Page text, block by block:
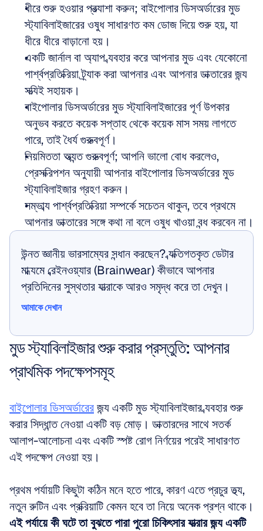
ধীরে শুরু হওয়ার প্রত্যাশা করুন; বাইপোলার ডিসঅর্ডারের মুড
স্ট্যাবিলাইজারের ওষুধ সাধারণত কম ডোজ দিয়ে শুরু হয়, যা
ধীরে ধীরে বাড়ানো হয়।
একটি জার্নাল বা অ্যাপ ব্যবহার করে আপনার মুড এবং যেকোনো
পার্শ্বপ্রতিক্রিয়া ট্র্যাক করা আপনার এবং আপনার ডাক্তারের জন্য
সত্যিই সহায়ক।
বাইপোলার ডিসঅর্ডারের মুড স্ট্যাবিলাইজারের পূর্ণ উপকার
অনুভব করতে কয়েক সপ্তাহ থেকে কয়েক মাস সময় লাগতে
পারে, তাই ধৈর্য গুরুত্বপূর্ণ।
নিয়মিততা অত্যন্ত গুরুত্বপূর্ণ; আপনি ভালো বোধ করলেও,
প্রেসক্রিপশন অনুযায়ী আপনার বাইপোলার ডিসঅর্ডারের মুড
স্ট্যাবিলাইজার গ্রহণ করুন।
সম্ভাব্য পার্শ্বপ্রতিক্রিয়া সম্পর্কে সচেতন থাকুন, তবে প্রথমে
আপনার ডাক্তারের সঙ্গে কথা না বলে ওষুধ খাওয়া বন্ধ করবেন না।
উন্নত জ্ঞানীয় ভারসাম্যের সন্ধান করছেন? ব্যক্তিগতকৃত ডেটার
মাধ্যমে ব্রেইনওয়্যার (Brainwear) কীভাবে আপনার
প্রতিদিনের সুস্থতার যাত্রাকে আরও সমৃদ্ধ করে তা দেখুন।
আমাকে দেখান
মুড স্ট্যাবিলাইজার শুরু করার প্রস্তুতি: আপনার
প্রাথমিক পদক্ষেপসমূহ
বাইপোলার ডিসঅর্ডারের জন্য একটি মুড স্ট্যাবিলাইজার ব্যবহার শুরু
করার সিদ্ধান্ত নেওয়া একটি বড় মোড়। ডাক্তারদের সাথে সতর্ক
আলাপ-আলোচনা এবং একটি স্পষ্ট রোগ নির্ণয়ের পরেই সাধারণত
এই পদক্ষেপ নেওয়া হয়।
প্রথম পর্যায়টি কিছুটা কঠিন মনে হতে পারে, কারণ এতে প্রচুর তথ্য,
এই পর্যায়ে কী ঘটে তা বুঝতে পারা পুরো চিকিৎসার যাত্রার জন্য একটি